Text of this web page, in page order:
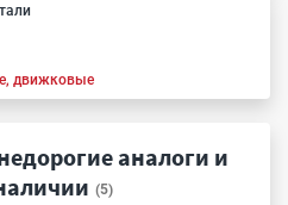
движковые
аналоги и
(5)